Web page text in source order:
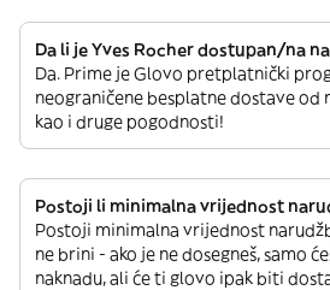
Da li je Yves Rocher dostupan/na
Da. Prime je Glovo pretplatnički
neograničene besplatne dostave od
kao i druge pogodnosti!
Postoji li minimalna vrijednost
Postoji minimalna vrijednost
ne brini - ako je ne dosegneš, samo
naknadu, ali će ti glovo ipak biti